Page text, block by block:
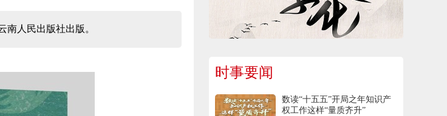
人民出版社出版。
时事要闻
数读“十五五”开局之年知识产
权工作这样“量质齐升”